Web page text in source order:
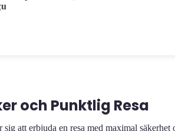
och Punktlig Resa
sig att erbjuda en resa med maximal säkerhet